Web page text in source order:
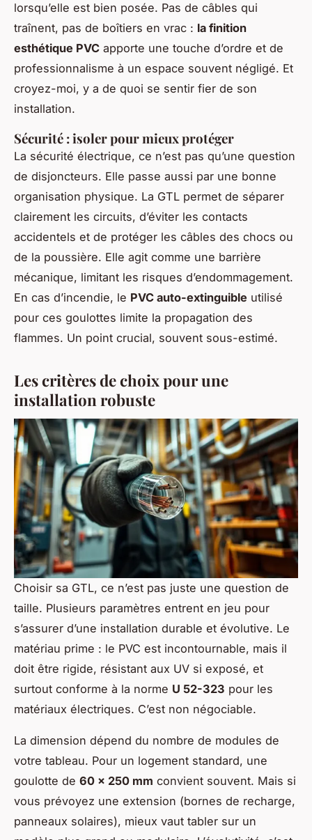
lorsqu’elle est bien posée. Pas de câbles qui
traînent, pas de boîtiers en vrac : la finition
esthétique PVC apporte une touche d’ordre et de
professionnalisme à un espace souvent négligé. Et
croyez-moi, y a de quoi se sentir fier de son
installation.
Sécurité : isoler pour mieux protéger
La sécurité électrique, ce n’est pas qu’une question
de disjoncteurs. Elle passe aussi par une bonne
organisation physique. La GTL permet de séparer
clairement les circuits, d’éviter les contacts
accidentels et de protéger les câbles des chocs ou
de la poussière. Elle agit comme une barrière
mécanique, limitant les risques d’endommagement.
En cas d’incendie, le PVC auto-extinguible utilisé
pour ces goulottes limite la propagation des
flammes. Un point crucial, souvent sous-estimé.
Les critères de choix pour une
installation robuste
Choisir sa GTL, ce n’est pas juste une question de
taille. Plusieurs paramètres entrent en jeu pour
s’assurer d’une installation durable et évolutive. Le
matériau prime : le PVC est incontournable, mais il
doit être rigide, résistant aux UV si exposé, et
surtout conforme à la norme U 52-323 pour les
matériaux électriques. C’est non négociable.
La dimension dépend du nombre de modules de
votre tableau. Pour un logement standard, une
goulotte de 60 x 250 mm convient souvent. Mais si
vous prévoyez une extension (bornes de recharge,
panneaux solaires), mieux vaut tabler sur un